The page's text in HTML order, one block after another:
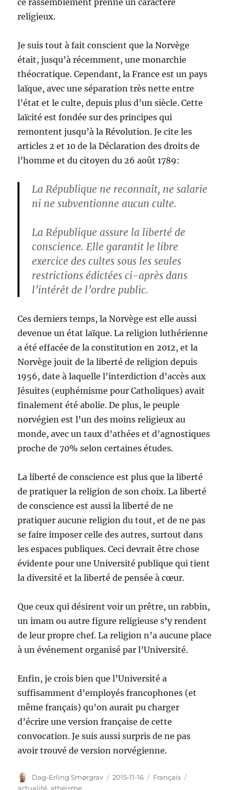
ce rassemblement prenne un caractère
religieux.
Je suis tout à fait conscient que la Norvège
était, jusqu’à récemment, une monarchie
théocratique. Cependant, la France est un pays
laïque, avec une séparation très nette entre
l’état et le culte, depuis plus d’un siècle. Cette
laïcité est fondée sur des principes qui
remontent jusqu’à la Révolution. Je cite les
articles 2 et 10 de la Déclaration des droits de
l’homme et du citoyen du 26 août 1789:
La République ne reconnaît, ne salarie
ni ne subventionne aucun culte.
La République assure la liberté de
conscience. Elle garantit le libre
exercice des cultes sous les seules
restrictions édictées ci-après dans
l’intérêt de l’ordre public.
Ces derniers temps, la Norvège est elle aussi
devenue un état laïque. La religion luthérienne
a été effacée de la constitution en 2012, et la
Norvège jouit de la liberté de religion depuis
1956, date à laquelle l’interdiction d’accès aux
Jésuites (euphémisme pour Catholiques) avait
finalement été abolie. De plus, le peuple
norvégien est l’un des moins religieux au
monde, avec un taux d’athées et d’agnostiques
proche de 70% selon certaines études.
La liberté de conscience est plus que la liberté
de pratiquer la religion de son choix. La liberté
de conscience est aussi la liberté de ne
pratiquer aucune religion du tout, et de ne pas
se faire imposer celle des autres, surtout dans
les espaces publiques. Ceci devrait être chose
évidente pour une Université publique qui tient
la diversité et la liberté de pensée à cœur.
Que ceux qui désirent voir un prêtre, un rabbin,
un imam ou autre figure religieuse s’y rendent
de leur propre chef. La religion n’a aucune place
à un événement organisé par l’Université.
Enfin, je crois bien que l’Université a
suffisamment d’employés francophones (et
même français) qu’on aurait pu charger
d’écrire une version française de cette
convocation. Je suis aussi surpris de ne pas
avoir trouvé de version norvégienne.
Author
Dag-Erling Smørgrav
Posted
2015-11-16 Categories
Français
actualité,athéisme